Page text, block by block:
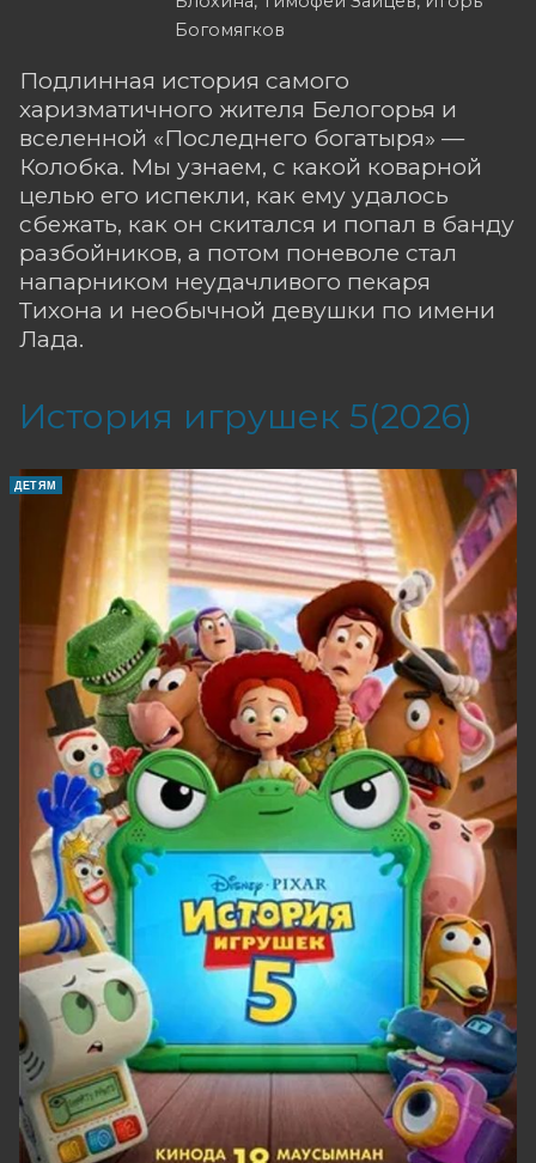
Богомягков
Подлинная история самого
харизматичного жителя Белогорья и
вселенной «Последнего богатыря» —
Колобка. Мы узнаем, с какой коварной
целью его испекли, как ему удалось
сбежать, как он скитался и попал в банду
разбойников, а потом поневоле стал
напарником неудачливого пекаря
Тихона и необычной девушки по имени
Лада.
История игрушек 5(2026)
ДЕТЯМ